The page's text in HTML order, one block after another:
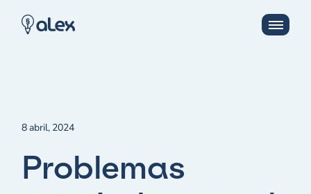
8 abril, 2024
Problemas